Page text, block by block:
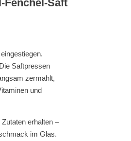
Saftpressen
zermahlt,
und
erhalten –
im Glas.